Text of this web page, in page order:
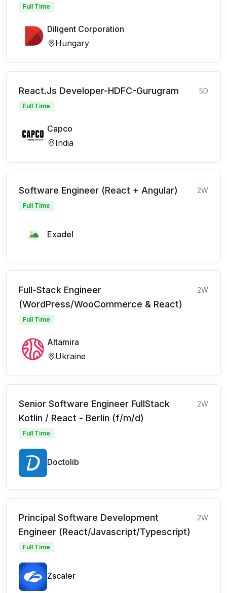
Full Time
Diligent Corporation
Hungary
React.Js Developer-HDFC-Gurugram 5D
Full Time
Capco
India
Software Engineer (React + Angular) 2W
Full Time
Exadel
Full-Stack Engineer
(WordPress/WooCommerce & React)
2W
Full Time
Altamira
Ukraine
Senior Software Engineer FullStack
Kotlin / React - Berlin (f/m/d)
2W
Full Time
Doctolib
Principal Software Development
Engineer (React/Javascript/Typescript)
2W
Full Time
Zscaler